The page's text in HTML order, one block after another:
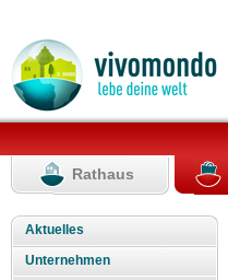
Rathaus
Aktuelles
Unternehmen